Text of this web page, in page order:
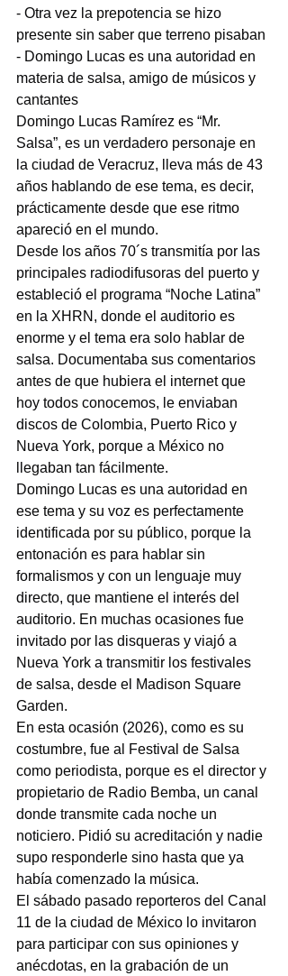
- Otra vez la prepotencia se hizo
presente sin saber que terreno pisaban
- Domingo Lucas es una autoridad en
materia de salsa, amigo de músicos y
cantantes
Domingo Lucas Ramírez es “Mr.
Salsa”, es un verdadero personaje en
la ciudad de Veracruz, lleva más de 43
años hablando de ese tema, es decir,
prácticamente desde que ese ritmo
apareció en el mundo.
Desde los años 70´s transmitía por las
principales radiodifusoras del puerto y
estableció el programa “Noche Latina”
en la XHRN, donde el auditorio es
enorme y el tema era solo hablar de
salsa. Documentaba sus comentarios
antes de que hubiera el internet que
hoy todos conocemos, le enviaban
discos de Colombia, Puerto Rico y
Nueva York, porque a México no
llegaban tan fácilmente.
Domingo Lucas es una autoridad en
ese tema y su voz es perfectamente
identificada por su público, porque la
entonación es para hablar sin
formalismos y con un lenguaje muy
directo, que mantiene el interés del
auditorio. En muchas ocasiones fue
invitado por las disqueras y viajó a
Nueva York a transmitir los festivales
de salsa, desde el Madison Square
Garden.
En esta ocasión (2026), como es su
costumbre, fue al Festival de Salsa
como periodista, porque es el director y
propietario de Radio Bemba, un canal
donde transmite cada noche un
noticiero. Pidió su acreditación y nadie
supo responderle sino hasta que ya
había comenzado la música.
El sábado pasado reporteros del Canal
11 de la ciudad de México lo invitaron
para participar con sus opiniones y
anécdotas, en la grabación de un